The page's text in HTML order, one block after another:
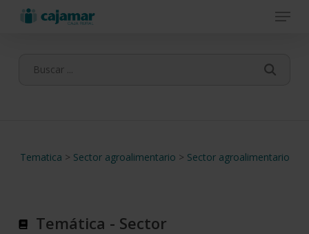
Menu
Tematica > Sector agroalimentario > Sector agroalimentario
Temática - Sector